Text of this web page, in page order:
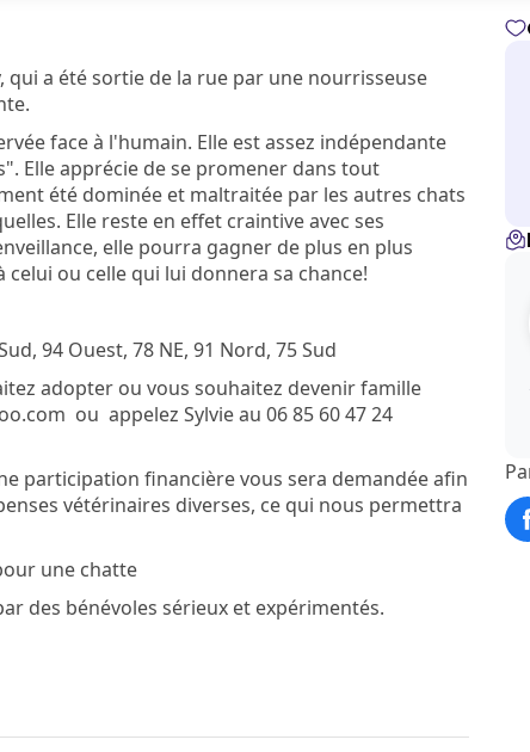
qui a été sortie de la rue par une nourrisseuse
face à l'humain. Elle est assez indépendante
Elle apprécie de se promener dans tout
été dominée et maltraitée par les autres chats
Elle reste en effet craintive avec ses
elle pourra gagner de plus en plus
ou celle qui lui donnera sa chance!
94 Ouest, 78 NE, 91 Nord, 75 Sud
adopter ou vous souhaitez devenir famille
ou appelez Sylvie au 06 85 60 47 24
participation financière vous sera demandée afin
vétérinaires diverses, ce qui nous permettra
une chatte
des bénévoles sérieux et expérimentés.